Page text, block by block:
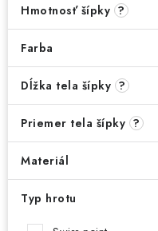
OBLEČENIE
HRÁČI
ZĽAVY
DARČEKOVÉ POUKAZY
Hmotnosť šípky ?
Farba
Dĺžka tela šípky ?
Priemer tela šípky ?
Materiál
Typ hrotu